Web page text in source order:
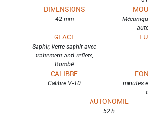
DIMENSIONS
42 mm
GLACE
Saphir, Verre saphir avec
traitement anti-reflets,
Bombé
CALIBRE
Calibre V-10
minutes
AUTONOMIE
52 h